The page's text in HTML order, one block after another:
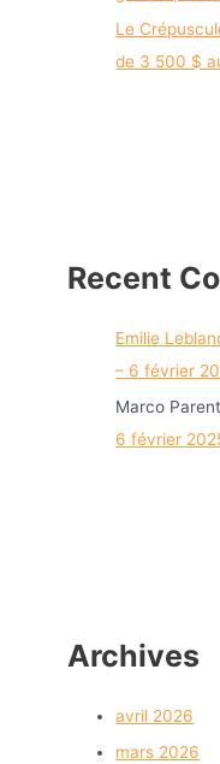
Le
de 3 500 $
Recent
Emilie
– 6 février
Marco Parent
6 février
Archives
avril 2026
mars 2026